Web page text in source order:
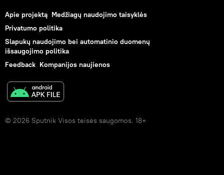
Apie projektą Medžiagų naudojimo taisyklės
Privatumo politika
Slapukų naudojimo bei automatinio duomenų
išsaugojimo politika
Feedback Kompanijos naujienos
© 2026 Sputnik Visos teisės saugomos. 18+